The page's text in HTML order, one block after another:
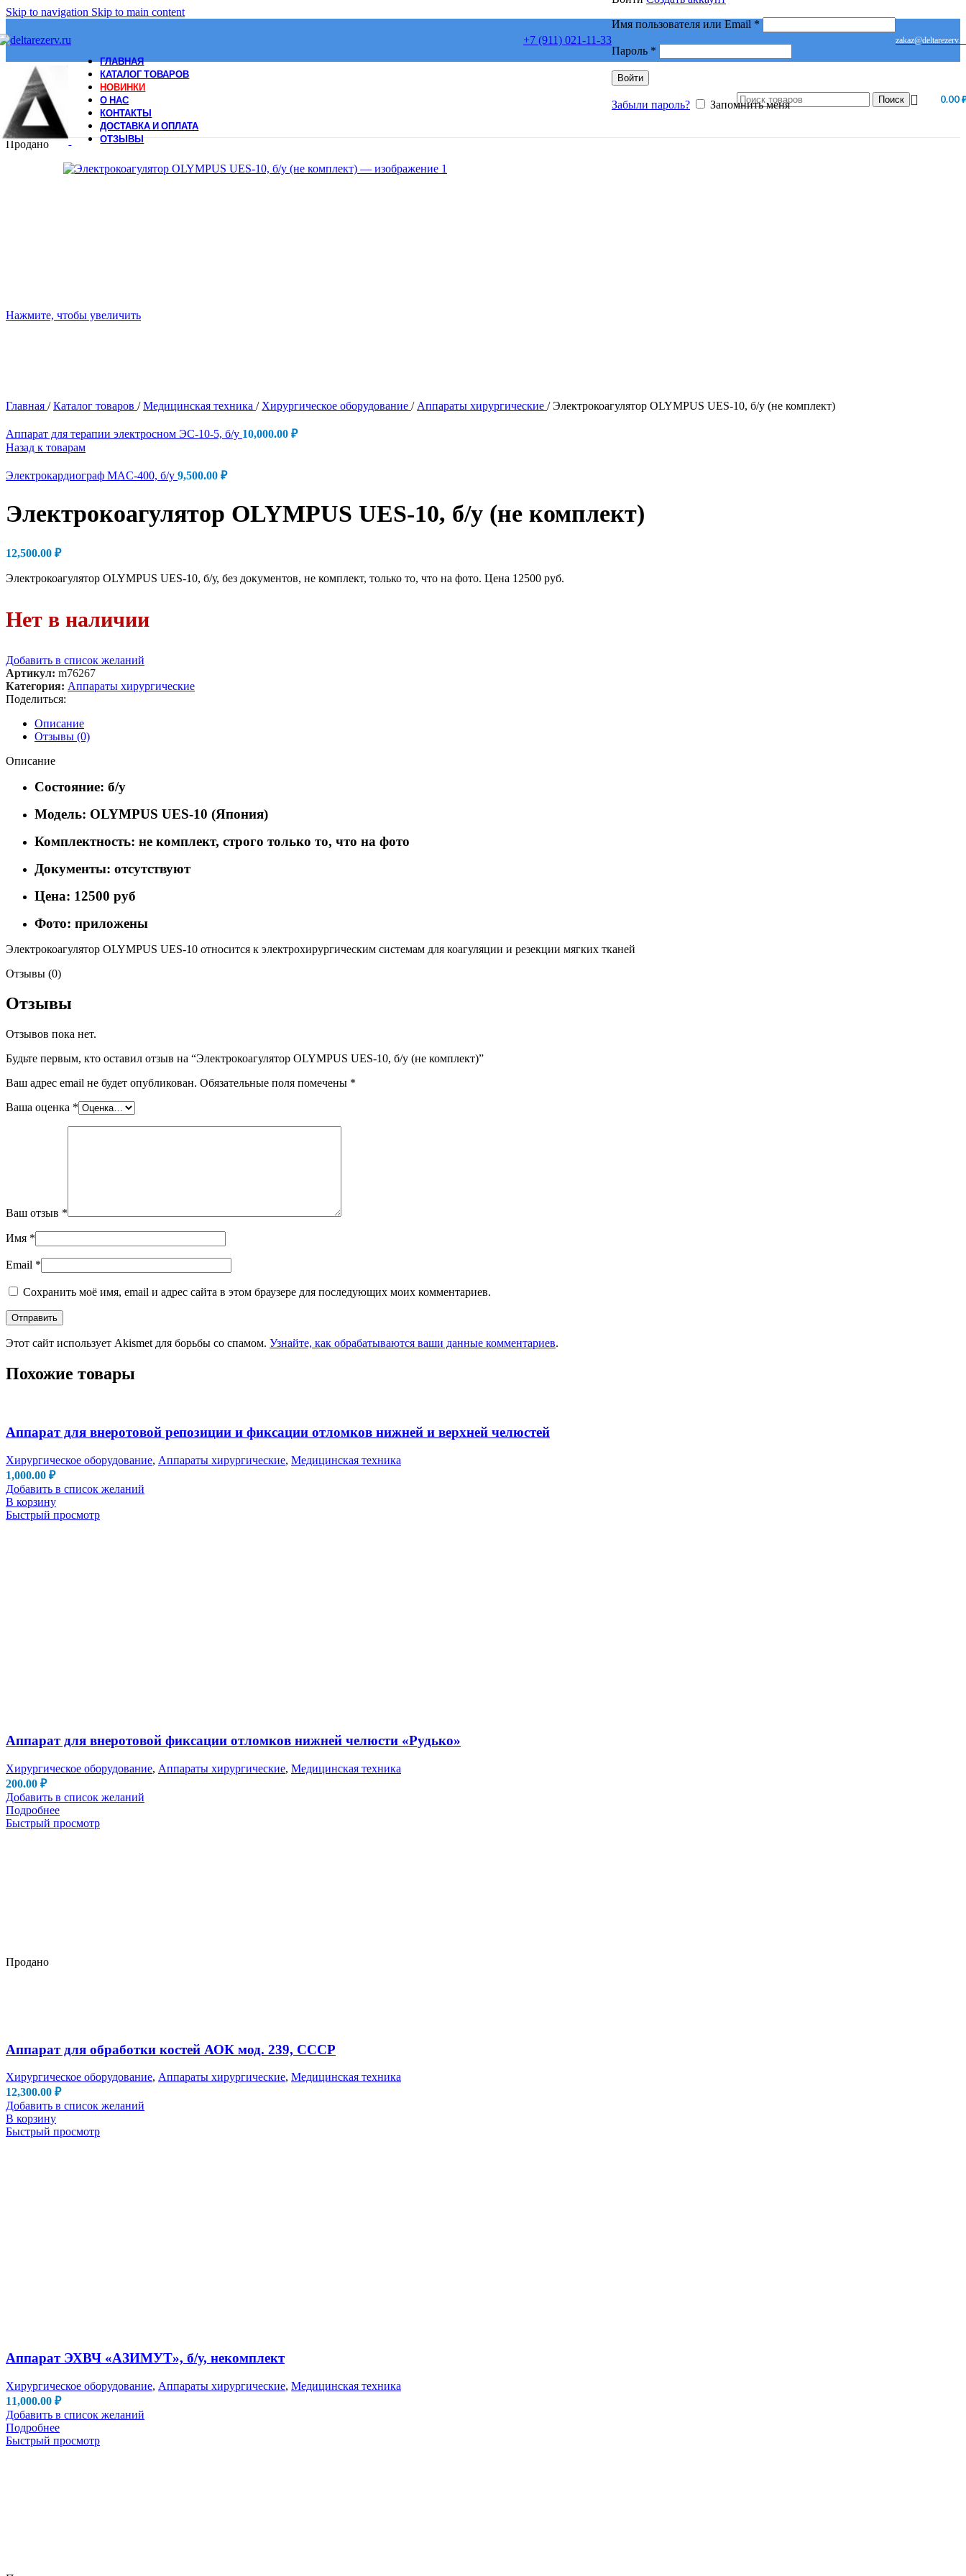
Skip to navigation Skip to main content
+7 (911) 021-11-33
Имя пользователя или Email *Обязательно
Пароль *
Войти
Забыли пароль? Запомнить меня
ГЛАВНАЯ
КАТАЛОГ ТОВАРОВ
НОВИНКИ
О НАС
КОНТАКТЫ
ДОСТАВКА И ОПЛАТА
ОТЗЫВЫ
Поиск 0.00
Продано
Нажмите, чтобы увеличить
Главная / Каталог товаров / Медицинская техника / Хирургическое оборудование / Аппараты хирургические / Электрокоагулятор OLYMPUS UES-10, б/у (не комплект)
Аппарат для терапии электросном ЭС-10-5, б/у 10,000.00 ₽
Назад к товарам
Электрокардиограф MAC-400, б/у 9,500.00 ₽
Электрокоагулятор OLYMPUS UES-10, б/у (не комплект)
12,500.00 ₽
Электрокоагулятор OLYMPUS UES-10, б/у, без документов, не комплект, только то, что на фото. Цена 12500 руб.
Нет в наличии
Добавить в список желаний
Артикул: m76267
Категория: Аппараты хирургические
Поделиться:
Описание
Отзывы (0)
Описание
Состояние: б/у
Модель: OLYMPUS UES-10 (Япония)
Комплектность: не комплект, строго только то, что на фото
Документы: отсутствуют
Цена: 12500 руб
Фото: приложены
Электрокоагулятор OLYMPUS UES-10 относится к электрохирургическим системам для коагуляции и резекции мягких тканей
Отзывы (0)
Отзывы
Отзывов пока нет.
Будьте первым, кто оставил отзыв на “Электрокоагулятор OLYMPUS UES-10, б/у (не комплект)”
Ваш адрес email не будет опубликован. Обязательные поля помечены *
Ваша оценка *
Ваш отзыв *
Имя *
Email *
Сохранить моё имя, email и адрес сайта в этом браузере для последующих моих комментариев.
Этот сайт использует Akismet для борьбы со спамом. Узнайте, как обрабатываются ваши данные комментариев.
Похожие товары
Аппарат для внеротовой репозиции и фиксации отломков нижней и верхней челюстей
Хирургическое оборудование, Аппараты хирургические, Медицинская техника
1,000.00 ₽
Добавить в список желаний
В корзину
Быстрый просмотр
Продано
Аппарат для внеротовой фиксации отломков нижней челюсти «Рудько»
Хирургическое оборудование, Аппараты хирургические, Медицинская техника
200.00 ₽
Добавить в список желаний
Подробнее
Быстрый просмотр
Аппарат для обработки костей АОК мод. 239, СССР
Хирургическое оборудование, Аппараты хирургические, Медицинская техника
12,300.00 ₽
Добавить в список желаний
В корзину
Быстрый просмотр
Аппарат ЭХВЧ «АЗИМУТ», б/у, некомплект
Хирургическое оборудование, Аппараты хирургические, Медицинская техника
11,000.00 ₽
Добавить в список желаний
Подробнее
Быстрый просмотр